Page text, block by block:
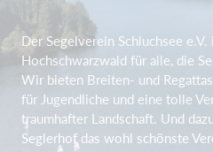
Der Segelverein Schluchsee
Hochschwarzwald für alle, die
Wir bieten Breiten- und
für Jugendliche und eine tolle
traumhafter Landschaft. Und
Seglerhof das wohl schönste